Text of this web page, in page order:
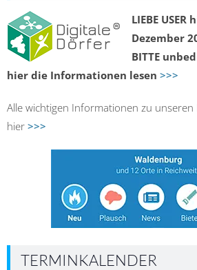
LIEBE USER
Dezember
BITTE
hier die Informationen lesen >>>
Alle wichtigen Informationen zu unseren
hier >>>
TERMINKALENDER